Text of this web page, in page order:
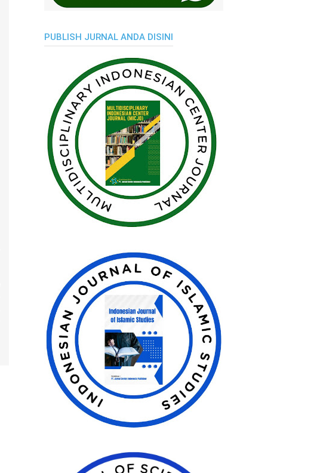
PUBLISH JURNAL ANDA DISINI